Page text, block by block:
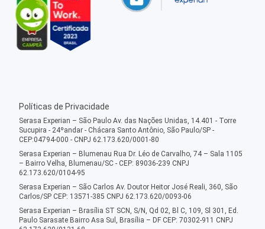
Políticas de Privacidade
Serasa Experian – São Paulo Av. das Nações Unidas, 14.401 - Torre
Sucupira - 24ºandar - Chácara Santo Antônio, São Paulo/SP -
CEP:04794-000 - CNPJ 62.173.620/0001-80
Serasa Experian – Blumenau Rua Dr. Léo de Carvalho, 74 – Sala 1105
– Bairro Velha, Blumenau/SC - CEP: 89036-239 CNPJ
62.173.620/0104-95
Serasa Experian – São Carlos Av. Doutor Heitor José Reali, 360, São
Carlos/SP CEP: 13571-385 CNPJ 62.173.620/0093-06
Serasa Experian – Brasília ST SCN, S/N, Qd 02, Bl C, 109, Sl 301, Ed.
Paulo Sarasate Bairro Asa Sul, Brasília – DF CEP: 70302-911 CNPJ